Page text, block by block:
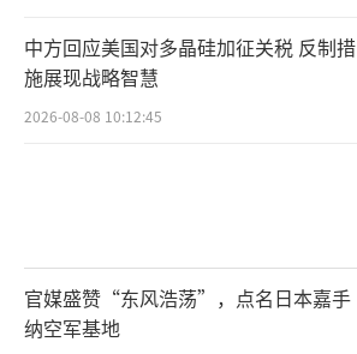
中方回应美国对多晶硅加征关税 反制措
施展现战略智慧
2026-08-08 10:12:45
官媒盛赞“东风浩荡”，点名日本嘉手
纳空军基地